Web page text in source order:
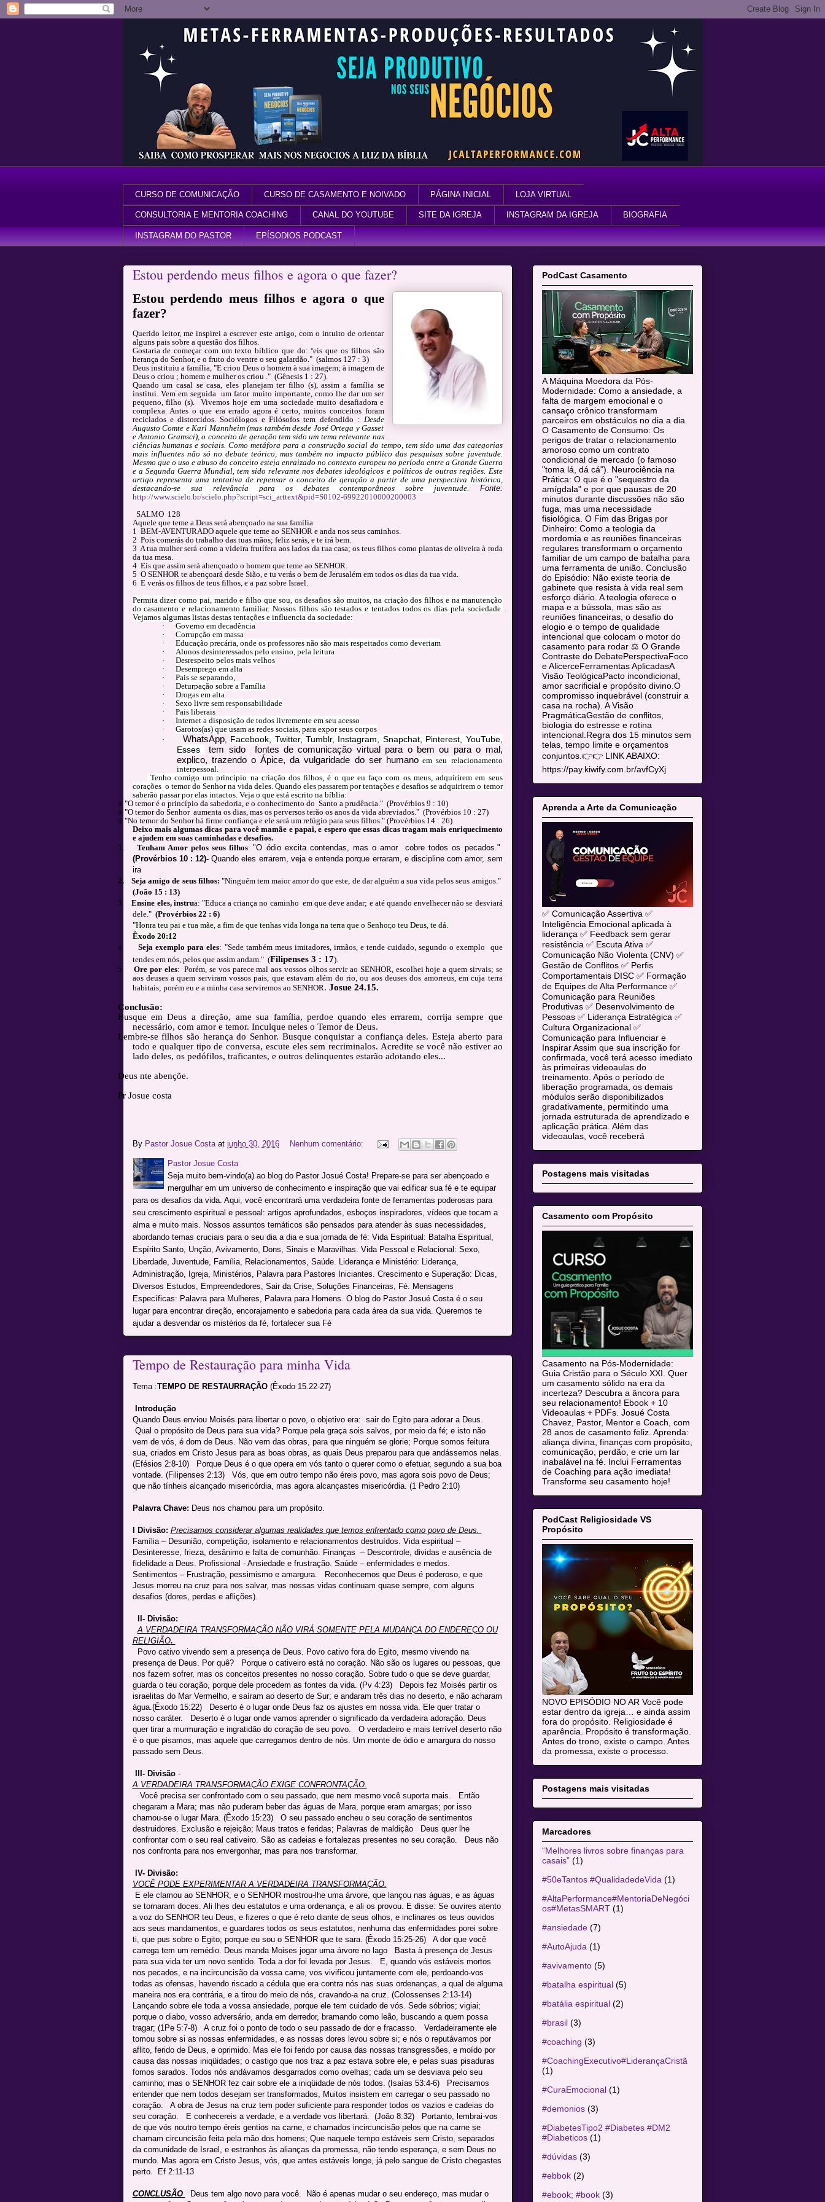
CURSO DE COMUNICAÇÃO CURSO DE CASAMENTO E NOIVADO PÁGINA INICIAL LOJA VIRTUAL
CONSULTORIA E MENTORIA COACHING CANAL DO YOUTUBE SITE DA IGREJA INSTAGRAM DA IGREJA BIOGRAFIA
INSTAGRAM DO PASTOR EPÍSODIOS PODCAST
Estou perdendo meus filhos e agora o que fazer?
Estou perdendo meus filhos e agora o que
fazer?
Querido leitor, me inspirei a escrever este artigo, com o intuito de orientar
alguns pais sobre a questão dos filhos.
Gostaria de começar com um texto bíblico que do:"eis que os filhos são
herança do Senhor, e o fruto do ventre o seu galardão." (salmos 127 : 3)
Deus instituiu a família , "E criou Deus o homem à sua imagem; à imagem de
Deus o criou ; homem e mulher os criou ." (Gênesis 1 : 27).
Quando um casal se casa, eles planejam ter filho (s), assim a família se
institui. Vem em seguida um fator muito importante, como lhe dar um ser
pequeno, filho (s). Vivemos hoje em uma sociedade muito desafiadora e
complexa. Antes o que era errado agora é certo, muitos conceitos foram
reciclados e distorcidos. Sociólogos e Filósofos tem defendido : Desde
Augusto Comte e Karl Mannheim (mas também desde José Ortega y Gasset
e Antonio Gramsci), o conceito de geração tem sido um tema relevante nas
ciências humanas e sociais. Como metáfora para a construção social do tempo, tem sido uma das categorias
mais influentes não só no debate teórico, mas também no impacto público das pesquisas sobre juventude.
Mesmo que o uso e abuso do conceito esteja enraizado no contexto europeu no período entre a Grande Guerra
e a Segunda Guerra Mundial, tem sido relevante nos debates ideológicos e políticos de outras regiões. Este
artigo representa uma tentativa de repensar o conceito de geração a partir de uma perspectiva histórica,
destacando-se sua relevância para os debates contemporâneos sobre juventude.
Fonte:
http://www.scielo.br/scielo.php?script=sci_arttext&pid=S0102-69922010000200003
SALMO 128
Aquele que teme a Deus será abençoado na sua família
1 BEM-AVENTURADO aquele que teme ao SENHOR e anda nos seus caminhos.
2 Pois comerás do trabalho das tuas mãos; feliz serás, e te irá bem.
3 A tua mulher será como a videira frutífera aos lados da tua casa; os teus filhos como plantas de oliveira à roda
da tua mesa.
4 Eis que assim será abençoado o homem que teme ao SENHOR.
5 O SENHOR te abençoará desde Sião, e tu verás o bem de Jerusalém em todos os dias da tua vida.
6 E verás os filhos de teus filhos, e a paz sobre Israel.
Permita dizer como pai, marido e filho que sou, os desafios são muitos, na criação dos filhos e na manutenção
do casamento e relacionamento familiar. Nossos filhos são testados e tentados todos os dias pela sociedade.
Vejamos algumas listas destas tentações e influencia da sociedade:
·
Governo em decadência
·
Corrupção em massa
·
Educação precária, onde os professores não são mais respeitados como deveriam
·
Alunos desinteressados pelo ensino, pela leitura
·
Desrespeito pelos mais velhos
·
Desemprego em alta
·
Pais se separando,
·
Deturpação sobre a Família
·
Drogas em alta
·
Sexo livre sem responsabilidade
·
Pais liberais
·
Internet a disposição de todos livremente em seu acesso
·
Garotos(as) que usam as redes sociais, para expor seus corpos
·
WhatsApp, Facebook, Twitter, Tumblr, Instagram, Snapchat, Pinterest, YouTube,
Esses
tem sido fontes de comunicação virtual para o bem ou para o mal,
explico, trazendo o Ápice, da vulgaridade do ser humanoem seu relacionamento
interpessoal.
Tenho comigo um princípio na criação dos filhos, é o que eu faço com os meus, adquirirem em seus
corações o temor do Senhor na vida deles. Quando eles passarem por tentações e desafios se adquirirem o temor
saberão passar por elas intactos. Veja o que está escrito na bíblia:
ü "O temor é o princípio da sabedoria, e o conhecimento do Santo a prudência." (Provérbios 9 : 10)
ü "O temor do Senhor aumenta os dias, mas os perversos terão os anos da vida abreviados." (Provérbios 10 : 27)
ü "No temor do Senhor há firme confiança e ele será um refúgio para seus filhos." (Provérbios 14 : 26)
Deixo mais algumas dicas para você mamãe e papai, e espero que essas dicas tragam mais enriquecimento
e ajudem em suas caminhadas e desafios.
1.
Tenham Amor pelos seus filhos ."O ódio excita contendas, mas o amor cobre todos os pecados."
(Provérbios 10 : 12)- Quando eles errarem, veja e entenda porque erraram, e discipline com amor, sem
ira
2.
Seja amigo de seus filhos: "Ninguém tem maior amor do que este, de dar alguém a sua vida pelos seus amigos."
(João 15 : 13)
3.
Ensine eles, instrua: "Educa a criança no caminho em que deve andar; e até quando envelhecer não se desviará
dele." (Provérbios 22 : 6)
"Honra teu pai e tua mãe, a fim de que tenhas vida longa na terra que o Senhor,o teu Deus, te dá.
Êxodo 20:12
4. Seja exemplo para eles: "Sede também meus imitadores, irmãos, e tende cuidado, segundo o exemplo que
tendes em nós, pelos que assim andam." (Filipenses 3 : 17).
5.
Ore por eles: Porém, se vos parece mal aos vossos olhos servir ao SENHOR, escolhei hoje a quem sirvais; se
aos deuses a quem serviram vossos pais, que estavam além do rio, ou aos deuses dos amorreus, em cuja terra
habitais; porém eu e a minha casa serviremos ao SENHOR. Josue 24.15.
Conclusão:
Busque em Deus a direção, ame sua família, perdoe quando eles errarem, corrija sempre que
necessário, com amor e temor. Inculque neles o Temor de Deus.
Lembre-se filhos são herança do Senhor. Busque conquistar a confiança deles. Esteja aberto para
todo e qualquer tipo de conversa, escute eles sem recriminalos. Acredite se você não estiver ao
lado deles, os pedófilos, traficantes, e outros delinquentes estarão adotando eles...
Deus nte abençõe.
Pr Josue costa
By Pastor Josue Costa at junho 30, 2016 Nenhum comentário:
Pastor Josue Costa
Seja muito bem-vindo(a) ao blog do Pastor Josué Costa! Prepare-se para ser abençoado e
mergulhar em um universo de conhecimento e inspiração que vai edificar sua fé e te equipar
para os desafios da vida. Aqui, você encontrará uma verdadeira fonte de ferramentas poderosas para
seu crescimento espiritual e pessoal: artigos aprofundados, esboços inspiradores, vídeos que tocam a
alma e muito mais. Nossos assuntos temáticos são pensados para atender às suas necessidades,
abordando temas cruciais para o seu dia a dia e sua jornada de fé: Vida Espiritual: Batalha Espiritual,
Espírito Santo, Unção, Avivamento, Dons, Sinais e Maravilhas. Vida Pessoal e Relacional: Sexo,
Liberdade, Juventude, Família, Relacionamentos, Saúde. Liderança e Ministério: Liderança,
Administração, Igreja, Ministérios, Palavra para Pastores Iniciantes. Crescimento e Superação: Dicas,
Diversos Estudos, Empreendedores, Sair da Crise, Soluções Financeiras, Fé. Mensagens
Específicas: Palavra para Mulheres, Palavra para Homens. O blog do Pastor Josué Costa é o seu
lugar para encontrar direção, encorajamento e sabedoria para cada área da sua vida. Queremos te
ajudar a desvendar os mistérios da fé, fortalecer sua Fé
Tempo de Restauração para minha Vida
Tema :TEMPO DE RESTAURRAÇÃO(Êxodo 15.22-27)
Introdução
Quando Deus enviou Moisés para libertar o povo, o objetivo era: sair do Egito para adorar a Deus.
Qual o propósito de Deus para sua vida? Porque pela graça sois salvos, por meio da fé; e isto não
vem de vós, é dom de Deus. Não vem das obras, para que ninguém se glorie; Porque somos feitura
sua, criados em Cristo Jesus para as boas obras, as quais Deus preparou para que andássemos nelas.
(Efésios 2:8-10) Porque Deus é o que opera em vós tanto o querer como o efetuar, segundo a sua boa
vontade. (Filipenses 2:13) Vós, que em outro tempo não éreis povo, mas agora sois povo de Deus;
que não tínheis alcançado misericórdia, mas agora alcançastes misericórdia. (1 Pedro 2:10)
Palavra Chave: Deus nos chamou para um propósito.
I Divisão: Precisamos considerar algumas realidades que temos enfrentado como povo de Deus.
Família – Desunião, competição, isolamento e relacionamentos destruídos. Vida espiritual –
Desinteresse, frieza, desânimo e falta de comunhão. Finanças – Descontrole, dividas e ausência de
fidelidade a Deus. Profissional - Ansiedade e frustração. Saúde – enfermidades e medos.
Sentimentos – Frustração, pessimismo e amargura. Reconhecemos que Deus é poderoso, e que
Jesus morreu na cruz para nos salvar, mas nossas vidas continuam quase sempre, com alguns
desafios (dores, perdas e aflições).
II- Divisão:
A VERDADEIRA TRANSFORMAÇÃO NÃO VIRÁ SOMENTE PELA MUDANÇA DO ENDEREÇO OU
RELIGIÃO.
Povo cativo vivendo sem a presença de Deus. Povo cativo fora do Egito, mesmo vivendo na
presença de Deus. Por quê? Porque o cativeiro está no coração. Não são os lugares ou pessoas, que
nos fazem sofrer, mas os conceitos presentes no nosso coração. Sobre tudo o que se deve guardar,
guarda o teu coração, porque dele procedem as fontes da vida. (Pv 4:23) Depois fez Moisés partir os
israelitas do Mar Vermelho, e saíram ao deserto de Sur; e andaram três dias no deserto, e não acharam
água.(Êxodo 15:22) Deserto é o lugar onde Deus faz os ajustes em nossa vida. Ele quer tratar o
nosso caráter. Deserto é o lugar onde vamos aprender o significado da verdadeira adoração. Deus
quer tirar a murmuração e ingratidão do coração de seu povo. O verdadeiro e mais terrível deserto não
é o que pisamos, mas aquele que carregamos dentro de nós. Um monte de ódio e amargura do nosso
passado sem Deus.
III- Divisão -
A VERDADEIRA TRANSFORMAÇÃO EXIGE CONFRONTAÇÃO.
Você precisa ser confrontado com o seu passado, que nem mesmo você suporta mais. Então
chegaram a Mara; mas não puderam beber das águas de Mara, porque eram amargas; por isso
chamou-se o lugar Mara. (Êxodo 15:23) O seu passado encheu o seu coração de sentimentos
destruidores. Exclusão e rejeição; Maus tratos e feridas; Palavras de maldição Deus quer lhe
confrontar com o seu real cativeiro. São as cadeias e fortalezas presentes no seu coração. Deus não
nos confronta para nos envergonhar, mas para nos transformar.
IV- Divisão:
VOCÊ PODE EXPERIMENTAR A VERDADEIRA TRANSFORMAÇÃO.
E ele clamou ao SENHOR, e o SENHOR mostrou-lhe uma árvore, que lançou nas águas, e as águas
se tornaram doces. Ali lhes deu estatutos e uma ordenança, e ali os provou. E disse: Se ouvires atento
a voz do SENHOR teu Deus, e fizeres o que é reto diante de seus olhos, e inclinares os teus ouvidos
aos seus mandamentos, e guardares todos os seus estatutos, nenhuma das enfermidades porei sobre
ti, que pus sobre o Egito; porque eu sou o SENHOR que te sara. (Êxodo 15:25-26) A dor que você
carrega tem um remédio. Deus manda Moises jogar uma árvore no lago Basta à presença de Jesus
para sua vida ter um novo sentido. Toda a dor foi levada por Jesus. E, quando vós estáveis mortos
nos pecados, e na incircuncisão da vossa carne, vos vivificou juntamente com ele, perdoando-vos
todas as ofensas, havendo riscado a cédula que era contra nós nas suas ordenanças, a qual de alguma
maneira nos era contrária, e a tirou do meio de nós, cravando-a na cruz. (Colossenses 2:13-14)
Lançando sobre ele toda a vossa ansiedade, porque ele tem cuidado de vós. Sede sóbrios; vigiai;
porque o diabo, vosso adversário, anda em derredor, bramando como leão, buscando a quem possa
tragar; (1Pe 5:7-8) A cruz foi o ponto de todo o seu passado de dor e fracasso. Verdadeiramente ele
tomou sobre si as nossas enfermidades, e as nossas dores levou sobre si; e nós o reputávamos por
aflito, ferido de Deus, e oprimido. Mas ele foi ferido por causa das nossas transgressões, e moído por
causa das nossas iniqüidades; o castigo que nos traz a paz estava sobre ele, e pelas suas pisaduras
fomos sarados. Todos nós andávamos desgarrados como ovelhas; cada um se desviava pelo seu
caminho; mas o SENHOR fez cair sobre ele a iniqüidade de nós todos. (Isaías 53:4-6) Precisamos
entender que nem todos desejam ser transformados, Muitos insistem em carregar o seu passado no
coração. A obra de Jesus na cruz tem poder suficiente para responder todos os vazios e cadeias do
seu coração. E conhecereis a verdade, e a verdade vos libertará. (João 8:32) Portanto, lembrai-vos
de que vós noutro tempo éreis gentios na carne, e chamados incircuncisão pelos que na carne se
chamam circuncisão feita pela mão dos homens; Que naquele tempo estáveis sem Cristo, separados
da comunidade de Israel, e estranhos às alianças da promessa, não tendo esperança, e sem Deus no
mundo. Mas agora em Cristo Jesus, vós, que antes estáveis longe, já pelo sangue de Cristo chegastes
perto. Ef 2:11-13
CONCLUSÃO
Deus tem algo novo para você. Não é apenas mudar o seu endereço, mas mudar o
PodCast Casamento
A Máquina Moedora da Pós-
Modernidade: Como a ansiedade, a
falta de margem emocional e o
cansaço crônico transformam
parceiros em obstáculos no dia a dia.
O Casamento de Consumo: Os
perigos de tratar o relacionamento
amoroso como um contrato
condicional de mercado (o famoso
"toma lá, dá cá"). Neurociência na
Prática: O que é o "sequestro da
amígdala" e por que pausas de 20
minutos durante discussões não são
fuga, mas uma necessidade
fisiológica. O Fim das Brigas por
Dinheiro: Como a teologia da
mordomia e as reuniões financeiras
regulares transformam o orçamento
familiar de um campo de batalha para
uma ferramenta de união. Conclusão
do Episódio: Não existe teoria de
gabinete que resista à vida real sem
esforço diário. A teologia oferece o
mapa e a bússola, mas são as
reuniões financeiras, o desafio do
elogio e o tempo de qualidade
intencional que colocam o motor do
casamento para rodar ⚖️ O Grande
Contraste do DebatePerspectivaFoco
e AlicerceFerramentas AplicadasA
Visão TeológicaPacto incondicional,
amor sacrificial e propósito divino.O
compromisso inquebrável (construir a
casa na rocha). A Visão
PragmáticaGestão de conflitos,
biologia do estresse e rotina
intencional.Regra dos 15 minutos sem
telas, tempo limite e orçamentos
conjuntos.👉👉 LINK ABAIXO:
https://pay.kiwify.com.br/avfCyXj
Aprenda a Arte da Comunicação
✅ Comunicação Assertiva ✅
Inteligência Emocional aplicada à
liderança ✅ Feedback sem gerar
resistência ✅ Escuta Ativa ✅
Comunicação Não Violenta (CNV) ✅
Gestão de Conflitos ✅ Perfis
Comportamentais DISC ✅ Formação
de Equipes de Alta Performance ✅
Comunicação para Reuniões
Produtivas ✅ Desenvolvimento de
Pessoas ✅ Liderança Estratégica ✅
Cultura Organizacional ✅
Comunicação para Influenciar e
Inspirar Assim que sua inscrição for
confirmada, você terá acesso imediato
às primeiras videoaulas do
treinamento. Após o período de
liberação programada, os demais
módulos serão disponibilizados
gradativamente, permitindo uma
jornada estruturada de aprendizado e
aplicação prática. Além das
videoaulas, você receberá
Postagens mais visitadas
Casamento com Propósito
Casamento na Pós-Modernidade:
Guia Cristão para o Século XXI. Quer
um casamento sólido na era da
incerteza? Descubra a âncora para
seu relacionamento! Ebook + 10
Videoaulas + PDFs. Josué Costa
Chavez, Pastor, Mentor e Coach, com
28 anos de casamento feliz. Aprenda:
aliança divina, finanças com propósito,
comunicação, perdão, e crie um lar
inabalável na fé. Inclui Ferramentas
de Coaching para ação imediata!
Transforme seu casamento hoje!
PodCast Religiosidade VS
Propósito
NOVO EPISÓDIO NO AR Você pode
estar dentro da igreja… e ainda assim
fora do propósito. Religiosidade é
aparência. Propósito é transformação.
Antes do trono, existe o campo. Antes
da promessa, existe o processo.
Postagens mais visitadas
Marcadores
“Melhores livros sobre finanças para
casais” (1)
#50eTantos #QualidadedeVida (1)
#AltaPerformance#MentoriaDeNegóci
os#MetasSMART (1)
#ansiedade (7)
#AutoAjuda (1)
#avivamento (5)
#batalha espiritual (5)
#batália espiritual (2)
#brasil (3)
#coaching (3)
#CoachingExecutivo#LiderançaCristã
(1)
#CuraEmocional (1)
#demonios (3)
#DiabetesTipo2 #Diabetes #DM2
#Diabeticos (1)
#dúvidas (3)
#ebbok (2)
#ebook; #book (3)